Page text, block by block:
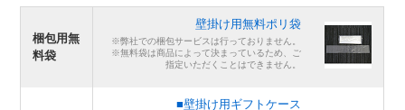
梱包用無
料袋
壁掛け用無料ポリ袋
※弊社での梱包サービスは行っておりません。
※無料袋は商品によって決まっているため、ご
指定いただくことはできません。
■壁掛け用ギフトケース